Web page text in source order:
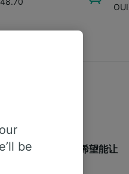
旅客常见问题，希望能让
be